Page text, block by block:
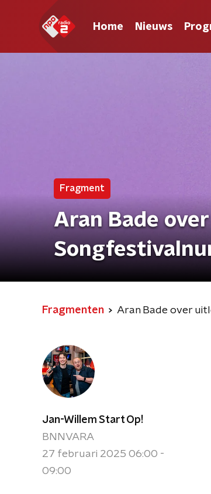
Home Nieuws
Fragment
Aran Bade
Fragmenten Aran Bade over
Jan-Willem Start Op!
BNNVARA
27 februari 2025 06:00 -
09:00